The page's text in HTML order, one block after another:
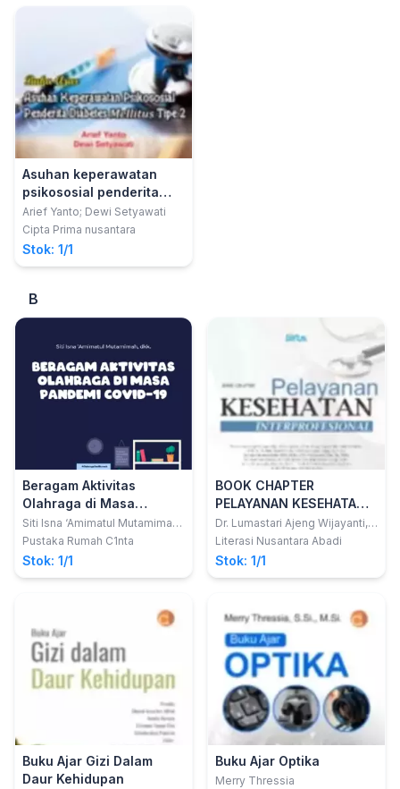
Asuhan keperawatan
psikososial penderita
Diabetes Mellitus tipe 2
Arief Yanto; Dewi Setyawati
Cipta Prima nusantara
Stok: 1/1
B
Beragam Aktivitas
Olahraga di Masa
Pandemi COVID-19
Siti Isna ‘Amimatul Mutamimah;
dkk
Pustaka Rumah C1nta
Stok: 1/1
BOOK CHAPTER
PELAYANAN KESEHATAN
INTERPROFESIONAL
Dr. Lumastari Ajeng Wijayanti,
S.Kp., M.Kes., Sp.Mat.; dkk
Literasi Nusantara Abadi
Stok: 1/1
Buku Ajar Gizi Dalam
Daur Kehidupan
Buku Ajar Optika
Merry Thressia